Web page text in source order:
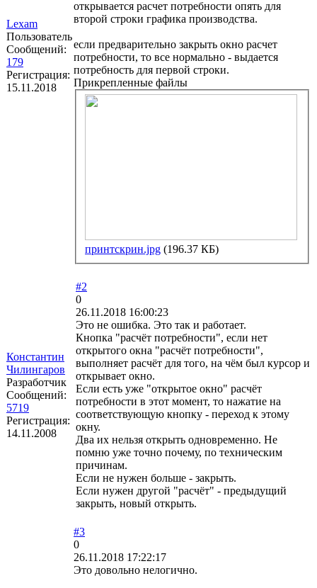
Lexam
Пользователь
Сообщений:
179
Регистрация:
15.11.2018
открывается расчет потребности опять для
второй строки графика производства.
если предварительно закрыть окно расчет
потребности, то все нормально - выдается
потребность для первой строки.
Прикрепленные файлы
принтскрин.jpg (196.37 КБ)
Константин
Чилингаров
Разработчик
Сообщений:
5719
Регистрация:
14.11.2008
#2
0
26.11.2018 16:00:23
Это не ошибка. Это так и работает.
Кнопка "расчёт потребности", если нет
открытого окна "расчёт потребности",
выполняет расчёт для того, на чём был курсор и
открывает окно.
Если есть уже "открытое окно" расчёт
потребности в этот момент, то нажатие на
соответствующую кнопку - переход к этому
окну.
Два их нельзя открыть одновременно. Не
помню уже точно почему, по техническим
причинам.
Если не нужен больше - закрыть.
Если нужен другой "расчёт" - предыдущий
закрыть, новый открыть.
#3
0
26.11.2018 17:22:17
Это довольно нелогично.